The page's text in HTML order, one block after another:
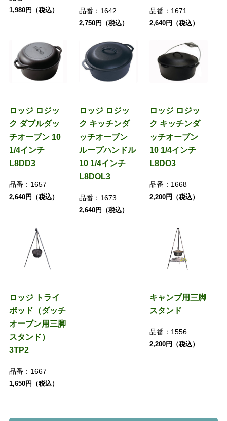
1,980円（税込） 品番： 1642
2,750円（税込）
品番： 1671
2,640円（税込）
ロッジ ロジッ
ク ダブルダッ
チオーブン 10
1/4インチ
L8DD3
品番： 1657
2,640円（税込）
ロッジ ロジッ
ク キッチンダ
ッチオーブン
ループハンドル
10 1/4インチ
L8DOL3
品番： 1673
2,640円（税込）
ロッジ ロジッ
ク キッチンダ
ッチオーブン
10 1/4インチ
L8DO3
品番： 1668
2,200円（税込）
ロッジ トライ
ポッド（ダッチ
オーブン用三脚
スタンド）
3TP2
品番： 1667
1,650円（税込）
キャンプ用三脚
スタンド
品番： 1556
2,200円（税込）